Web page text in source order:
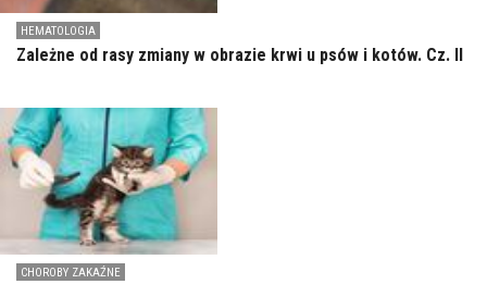
HEMATOLOGIA
Zależne od rasy zmiany w obrazie krwi u psów i kotów. Cz. II
CHOROBY ZAKAŹNE